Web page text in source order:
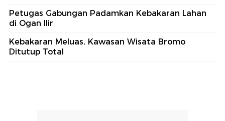
Petugas Gabungan Padamkan Kebakaran Lahan
di Ogan Ilir
Kebakaran Meluas, Kawasan Wisata Bromo
Ditutup Total